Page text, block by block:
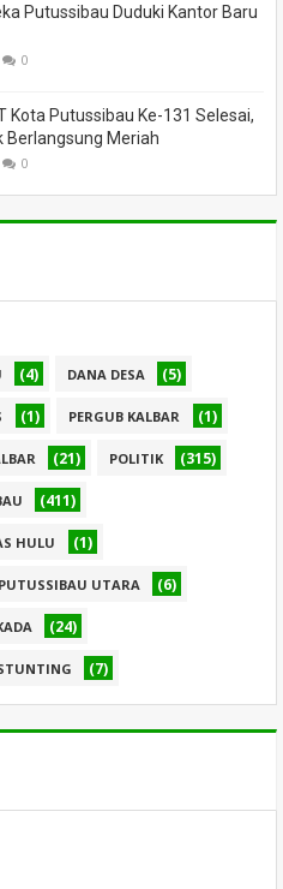
Putussibau Duduki Kantor Baru
0
Kota Putussibau Ke-131 Selesai,
Berlangsung Meriah
0
(4) DANA DESA (5)
(1) PERGUB KALBAR (1)
(21) POLITIK (315)
(411)
HULU (1)
PUTUSSIBAU UTARA (6)
(24)
(7)